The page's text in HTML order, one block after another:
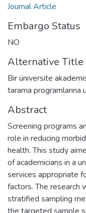
Journal Article
Embargo Status
NO
Alternative Title
Bir üniversite
tarama programlarına
Abstract
Screening programs
role in reducing
health. This study
of academicians in a
services appropriate
factors. The research
stratified sampling